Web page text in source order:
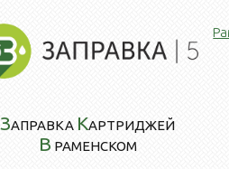
ЗАПРАВКА КАРТРИДЖЕЙ
В РАМЕНСКОМ